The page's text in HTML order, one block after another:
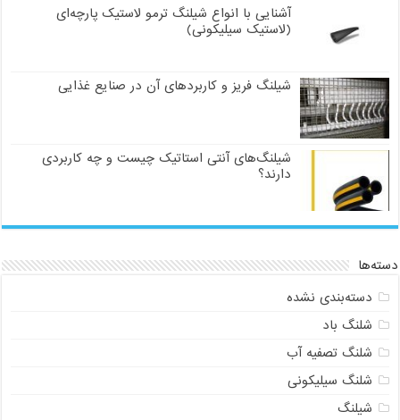
آشنایی با انواع شیلنگ ترمو لاستیک پارچه‌ای
(لاستیک سیلیکونی)
شیلنگ فریز و کاربردهای آن در صنایع غذایی
شیلنگ‌های آنتی استاتیک چیست و چه کاربردی
دارند؟
دسته‌ها
دسته‌بندی نشده
شلنگ باد
شلنگ تصفیه آب
شلنگ سیلیکونی
شیلنگ